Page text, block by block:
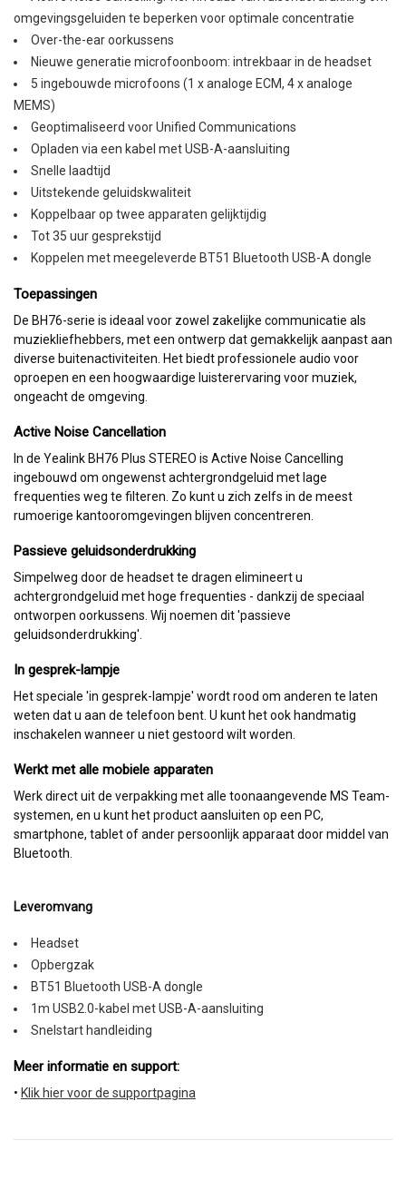
omgevingsgeluiden te beperken voor optimale concentratie
Over-the-ear oorkussens
Nieuwe generatie microfoonboom: intrekbaar in de headset
5 ingebouwde microfoons (1 x analoge ECM, 4 x analoge
MEMS)
Geoptimaliseerd voor Unified Communications
Opladen via een kabel met USB-A-aansluiting
Snelle laadtijd
Uitstekende geluidskwaliteit
Koppelbaar op twee apparaten gelijktijdig
Tot 35 uur gesprekstijd
Koppelen met meegeleverde BT51 Bluetooth USB-A dongle
Toepassingen
De BH76-serie is ideaal voor zowel zakelijke communicatie als
muziekliefhebbers, met een ontwerp dat gemakkelijk aanpast aan
diverse buitenactiviteiten. Het biedt professionele audio voor
oproepen en een hoogwaardige luisterervaring voor muziek,
ongeacht de omgeving.
Active Noise Cancellation
In de Yealink BH76 Plus STEREO is Active Noise Cancelling
ingebouwd om ongewenst achtergrondgeluid met lage
frequenties weg te filteren. Zo kunt u zich zelfs in de meest
rumoerige kantooromgevingen blijven concentreren.
Passieve geluidsonderdrukking
Simpelweg door de headset te dragen elimineert u
achtergrondgeluid met hoge frequenties - dankzij de speciaal
ontworpen oorkussens. Wij noemen dit 'passieve
geluidsonderdrukking'.
In gesprek-lampje
Het speciale 'in gesprek-lampje' wordt rood om anderen te laten
weten dat u aan de telefoon bent. U kunt het ook handmatig
inschakelen wanneer u niet gestoord wilt worden.
Werkt met alle mobiele apparaten
Werk direct uit de verpakking met alle toonaangevende MS Team-
systemen, en u kunt het product aansluiten op een PC,
smartphone, tablet of ander persoonlijk apparaat door middel van
Bluetooth.
Leveromvang
Headset
Opbergzak
BT51 Bluetooth USB-A dongle
1m USB2.0-kabel met USB-A-aansluiting
Snelstart handleiding
Meer informatie en support:
• Klik hier voor de supportpagina